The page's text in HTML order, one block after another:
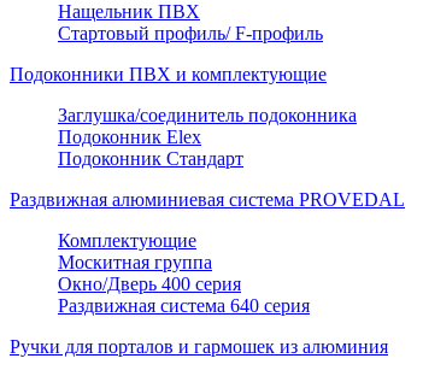
Нащельник ПВХ
Стартовый профиль/ F-профиль
Подоконники ПВХ и комплектующие
Заглушка/соединитель подоконника
Подоконник Elex
Подоконник Стандарт
Раздвижная алюминиевая система PROVEDAL
Комплектующие
Москитная группа
Окно/Дверь 400 серия
Раздвижная система 640 серия
Ручки для порталов и гармошек из алюминия